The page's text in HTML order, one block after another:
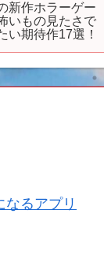
新作ホラーゲー
いもの見たさで
い期待作17選！
るアプリ